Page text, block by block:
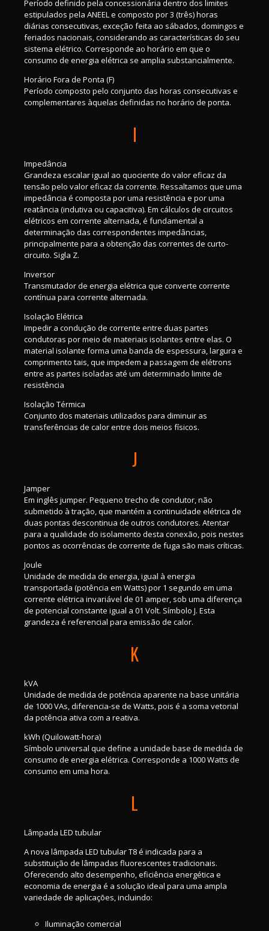
Período definido pela concessionária dentro dos limites
estipulados pela ANEEL e composto por 3 (três) horas
diárias consecutivas, exceção feita ao sábados, domingos e
feriados nacionais, considerando as características do seu
sistema elétrico. Corresponde ao horário em que o
consumo de energia elétrica se amplia substancialmente.
Horário Fora de Ponta (F)
Período composto pelo conjunto das horas consecutivas e
complementares àquelas definidas no horário de ponta.
I
Impedância
Grandeza escalar igual ao quociente do valor eficaz da
tensão pelo valor eficaz da corrente. Ressaltamos que uma
impedância é composta por uma resistência e por uma
reatância (indutiva ou capacitiva). Em cálculos de circuitos
elétricos em corrente alternada, é fundamental a
determinação das correspondentes impedâncias,
principalmente para a obtenção das correntes de curto-
circuito. Sigla Z.
Inversor
Transmutador de energia elétrica que converte corrente
contínua para corrente alternada.
Isolação Elétrica
Impedir a condução de corrente entre duas partes
condutoras por meio de materiais isolantes entre elas. O
material isolante forma uma banda de espessura, largura e
comprimento tais, que impedem a passagem de elétrons
entre as partes isoladas até um determinado limite de
resistência
Isolação Térmica
Conjunto dos materiais utilizados para diminuir as
transferências de calor entre dois meios físicos.
J
Jamper
Em inglês jumper. Pequeno trecho de condutor, não
submetido à tração, que mantém a continuidade elétrica de
duas pontas descontinua de outros condutores. Atentar
para a qualidade do isolamento desta conexão, pois nestes
pontos as ocorrências de corrente de fuga são mais críticas.
Joule
Unidade de medida de energia, igual à energia
transportada (potência em Watts) por 1 segundo em uma
corrente elétrica invariável de 01 amper, sob uma diferença
de potencial constante igual a 01 Volt. Símbolo J. Esta
grandeza é referencial para emissão de calor.
K
kVA
Unidade de medida de potência aparente na base unitária
de 1000 VAs, diferencia-se de Watts, pois é a soma vetorial
da potência ativa com a reativa.
kWh (Quilowatt-hora)
Símbolo universal que define a unidade base de medida de
consumo de energia elétrica. Corresponde a 1000 Watts de
consumo em uma hora.
L
Lâmpada LED tubular
A nova lâmpada LED tubular T8 é indicada para a
substituição de lâmpadas fluorescentes tradicionais.
Oferecendo alto desempenho, eficiência energética e
economia de energia é a solução ideal para uma ampla
variedade de aplicações, incluindo:
Iluminação comercial